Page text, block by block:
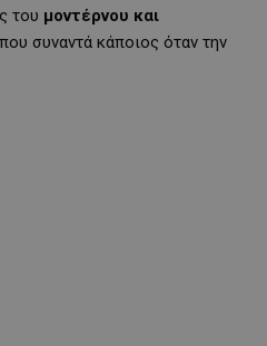
του μοντέρνου και
που συναντά κάποιος όταν την